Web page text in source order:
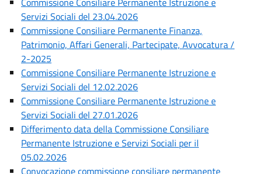
Servizi Sociali del 23.04.2026
Commissione Consiliare Permanente Finanza,
Patrimonio, Affari Generali, Partecipate, Avvocatura /
2-2025
Commissione Consiliare Permanente Istruzione e
Servizi Sociali del 12.02.2026
Commissione Consiliare Permanente Istruzione e
Servizi Sociali del 27.01.2026
Differimento data della Commissione Consiliare
Permanente Istruzione e Servizi Sociali per il
05.02.2026
Convocazione commissione consiliare permanente